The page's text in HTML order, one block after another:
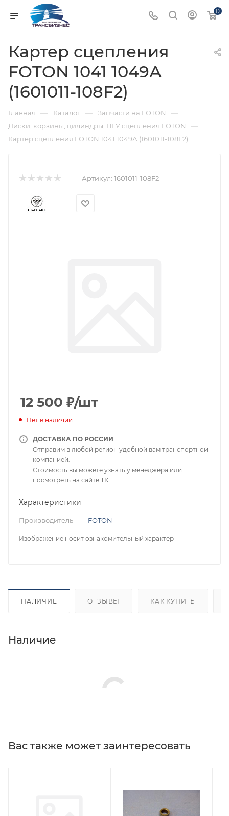
0
Картер сцепления
FOTON 1041 1049А
(1601011-108F2)
Главная — Каталог — Запчасти на FOTON —
Диски, корзины, цилиндры, ПГУ сцепления FOTON —
Картер сцепления FOTON 1041 1049А (1601011-108F2)
Артикул: 1601011-108F2
12 500 ₽/шт
Нет в наличии
ДОСТАВКА ПО РОССИИ
Отправим в любой регион удобной вам транспортной
компанией.
Стоимость вы можете узнать у менеджера или
посмотреть на сайте ТК
Характеристики
Производитель — FOTON
Изображение носит ознакомительный характер
НАЛИЧИЕ ОТЗЫВЫ КАК КУПИТЬ
Наличие
Вас также может заинтересовать